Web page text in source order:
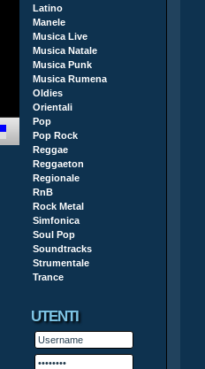
Latino
Manele
Musica Live
Musica Natale
Musica Punk
Musica Rumena
Oldies
Orientali
Pop
Pop Rock
Reggae
Reggaeton
Regionale
RnB
Rock Metal
Simfonica
Soul Pop
Soundtracks
Strumentale
Trance
UTENTI